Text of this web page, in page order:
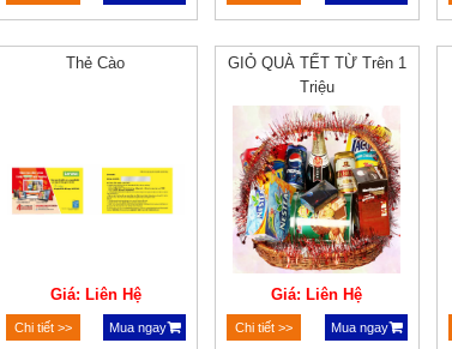
Thẻ Cào
Giá: Liên Hệ
Chi tiết >> Mua ngay
GIỎ QUÀ TẾT TỪ Trên 1
Triệu
Giá: Liên Hệ
Chi tiết >> Mua ngay